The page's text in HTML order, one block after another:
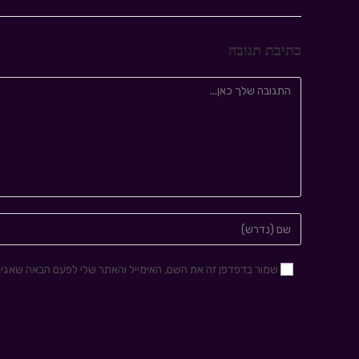
כתיבת תגובה
שמור בדפדפן זה את השם, האימייל והאתר שלי לפעם הבאה